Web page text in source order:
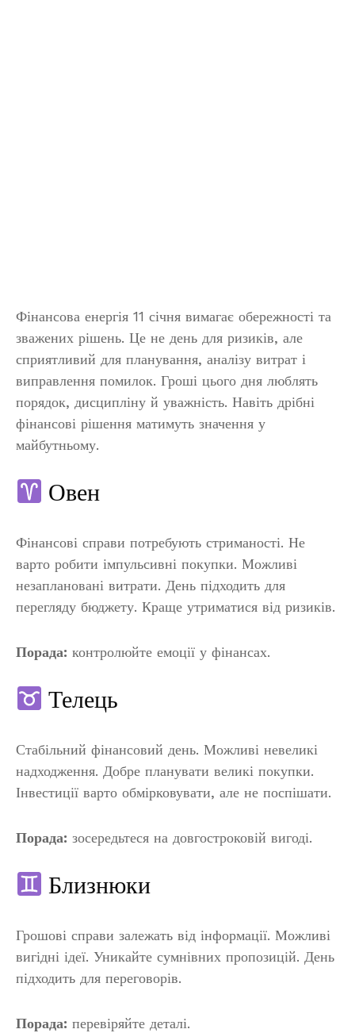
Фінансова енергія 11 січня вимагає обережності та
зважених рішень. Це не день для ризиків, але
сприятливий для планування, аналізу витрат і
виправлення помилок. Гроші цього дня люблять
порядок, дисципліну й уважність. Навіть дрібні
фінансові рішення матимуть значення у
майбутньому.
Овен
Фінансові справи потребують стриманості. Не
варто робити імпульсивні покупки. Можливі
незаплановані витрати. День підходить для
перегляду бюджету. Краще утриматися від ризиків.
Порада: контролюйте емоції у фінансах.
Телець
Стабільний фінансовий день. Можливі невеликі
надходження. Добре планувати великі покупки.
Інвестиції варто обмірковувати, але не поспішати.
Порада: зосередьтеся на довгостроковій вигоді.
Близнюки
Грошові справи залежать від інформації. Можливі
вигідні ідеї. Уникайте сумнівних пропозицій. День
підходить для переговорів.
Порада: перевіряйте деталі.